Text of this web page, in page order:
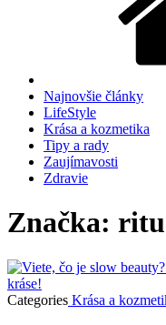
Najnovšie články
LifeStyle
Krása a kozmetika
Tipy a rady
Zaujímavosti
Zdravie
Značka:
Categories Krása a